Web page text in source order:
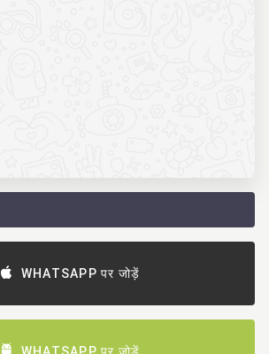
WHATSAPP पर जोड़ें
WHATSAPP पर जोड़ें